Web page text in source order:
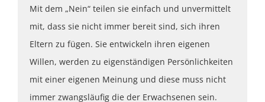
Mit dem „Nein“ teilen sie einfach und unvermittelt
mit, dass sie nicht immer bereit sind, sich ihren
Eltern zu fügen. Sie entwickeln ihren eigenen
Willen, werden zu eigenständigen Persönlichkeiten
mit einer eigenen Meinung und diese muss nicht
immer zwangsläufig die der Erwachsenen sein.